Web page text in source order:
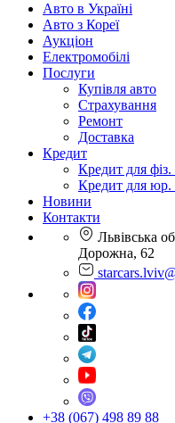
Авто в Україні
Авто з Кореї
Аукціон
Електромобілі
Послуги
Купівля авто
Страхування
Ремонт
Доставка
Кредит
Кредит для фіз.
Кредит для юр.
Новини
Контакти
Львівська
Дорожна, 62
+38 (067) 498 89 88